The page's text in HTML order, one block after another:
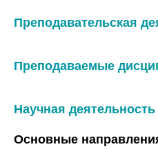
Преподавательская
Преподаваемые
Научная деятельность
Основные